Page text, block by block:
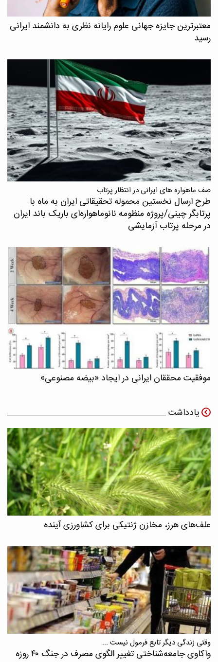
معتبرترین جایزه جهانی علوم رایانه نظری به دانشمند ایرانی
رسید
صف ماهواره های ایرانی در انتظار پرتاب
طرح ارسال نخستین محموله تحقیقاتی ایران به ماه با
پرتابگر چینی/پروژه منظومه نانوماهواره‌ای باریک باند ایران
در مرحله پرتاب آزمایشی
موفقیت محققان ایرانی در ایجاد «بیضه مصنوعی»
یادداشت
علف‌های هرز، مخازن ژنتیکی برای کشاورزی آینده
وقتی زندگی دیگر تابع فرمول نیست ...
واکاوی جامعه‌شناختی تغییر الگوی مصرف در جنگ ۴۰ روزه